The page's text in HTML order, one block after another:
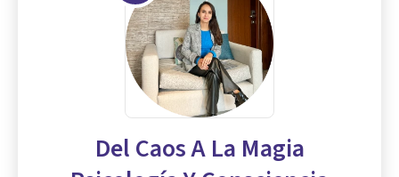
Del Caos A La Magia